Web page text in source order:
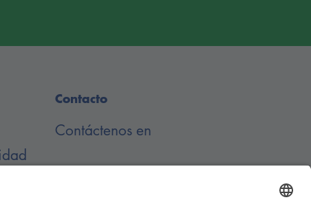
Contacto
Contáctenos en